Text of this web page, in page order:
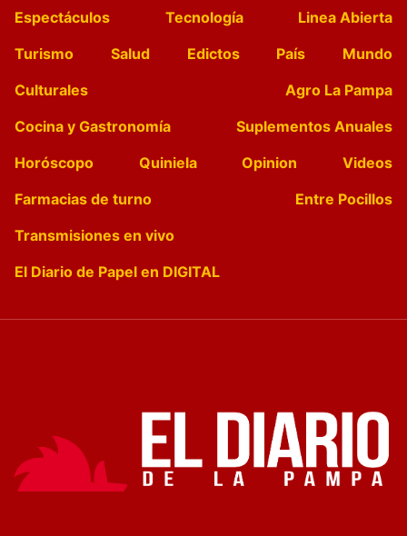
Espectáculos
Tecnología
Linea Abierta
Turismo
Salud Edictos País
Mundo
Culturales
Agro La Pampa
Cocina y Gastronomía
Suplementos Anuales
Horóscopo
Quiniela Opinion
Videos
Farmacias de turno
Entre Pocillos
Transmisiones en vivo
El Diario de Papel en DIGITAL